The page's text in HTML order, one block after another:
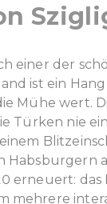
einer der
ist ein
Mühe wert.
Türken nie
Habsburgern
erneuert:
mehrere